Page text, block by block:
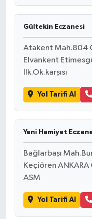
Gültekin Eczanesi
Atakent Mah.804
Elvankent
İlk.Ok.karşısı
Yol Tarifi Al
Yeni Hamiyet
Bağlarbaşı
Keçiören ANKARA
ASM
Yol Tarifi Al